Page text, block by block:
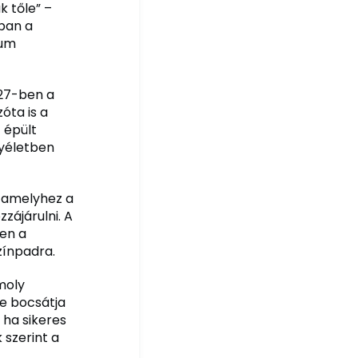
tőle” –
a
ben a
is a
épült
a
A
a
bocsátja
sikeres
szerint a